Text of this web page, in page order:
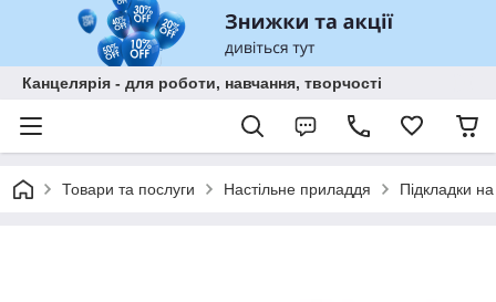
Канцелярія - для роботи, навчання, творчості
Товари та послуги Настільне приладдя Підкладки на